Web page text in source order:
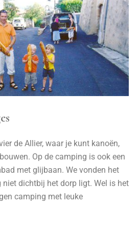
de Allier, waar je kunt kanoën,
Op de camping is ook een
met glijbaan. We vonden het
dichtbij het dorp ligt. Wel is het
camping met leuke